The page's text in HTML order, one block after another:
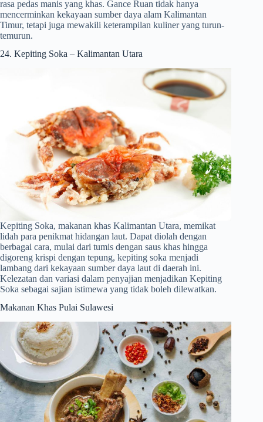
rasa pedas manis yang khas. Gance Ruan tidak hanya
mencerminkan kekayaan sumber daya alam Kalimantan
Timur, tetapi juga mewakili keterampilan kuliner yang turun-
temurun.
24. Kepiting Soka – Kalimantan Utara
Kepiting Soka, makanan khas Kalimantan Utara, memikat
lidah para penikmat hidangan laut. Dapat diolah dengan
berbagai cara, mulai dari tumis dengan saus khas hingga
digoreng krispi dengan tepung, kepiting soka menjadi
lambang dari kekayaan sumber daya laut di daerah ini.
Kelezatan dan variasi dalam penyajian menjadikan Kepiting
Soka sebagai sajian istimewa yang tidak boleh dilewatkan.
Makanan Khas Pulai Sulawesi